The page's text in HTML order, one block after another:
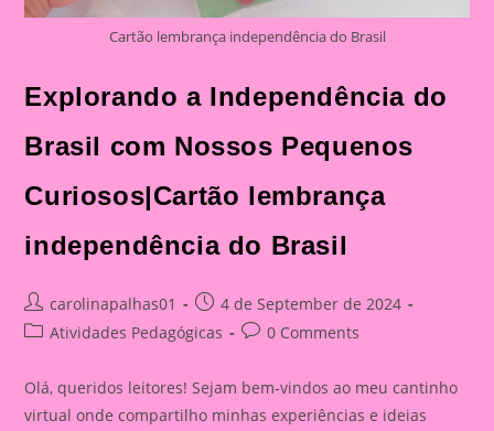
Cartão lembrança independência do Brasil
Explorando a Independência do
Brasil com Nossos Pequenos
Curiosos|Cartão lembrança
independência do Brasil
Post
author:
carolinapalhas01
Post
published:
4 de September de 2024
PostAtividades Pedagógicas
Post0 Comments
Olá, queridos leitores! Sejam bem-vindos ao meu cantinho
virtual onde compartilho minhas experiências e ideias